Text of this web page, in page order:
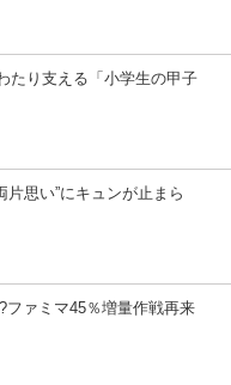
たり支える「小学生の甲子
片思い”にキュンが止まら
ファミマ45％増量作戦再来